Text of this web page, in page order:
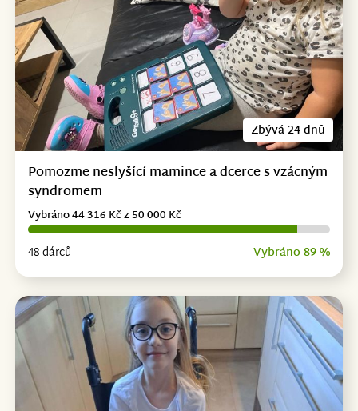
Zbývá 24 dnů
Pomozme neslyšící mamince a dcerce s vzácným
syndromem
48 dárců Vybráno 89 %
Vybráno 44 316 Kč z 50 000 Kč